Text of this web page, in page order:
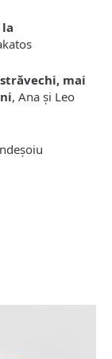
mai
, Ana și Leo